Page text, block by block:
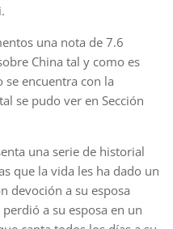
una nota de 7.6
China tal y como es
encuentra con la
se pudo ver en Sección
una serie de historial
que la vida les ha dado un
devoción a su esposa
a su esposa en un